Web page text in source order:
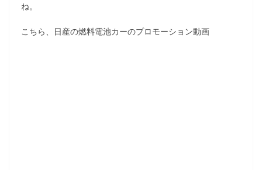
ね。
こちら、日産の燃料電池カーのプロモーション動画